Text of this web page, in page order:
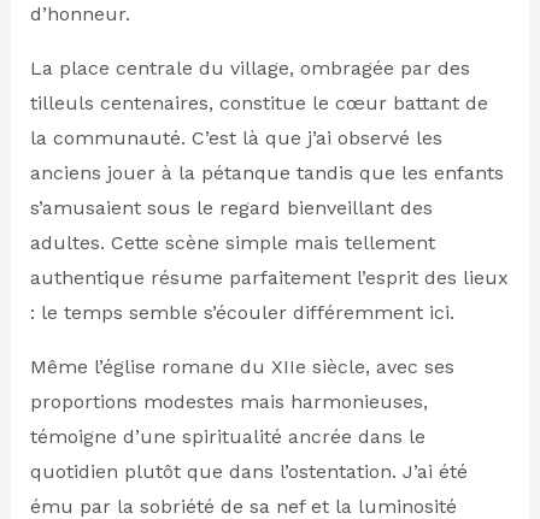
d’honneur.
La place centrale du village, ombragée par des
tilleuls centenaires, constitue le cœur battant de
la communauté. C’est là que j’ai observé les
anciens jouer à la pétanque tandis que les enfants
s’amusaient sous le regard bienveillant des
adultes. Cette scène simple mais tellement
authentique résume parfaitement l’esprit des lieux
: le temps semble s’écouler différemment ici.
Même l’église romane du XIIe siècle, avec ses
proportions modestes mais harmonieuses,
témoigne d’une spiritualité ancrée dans le
quotidien plutôt que dans l’ostentation. J’ai été
ému par la sobriété de sa nef et la luminosité